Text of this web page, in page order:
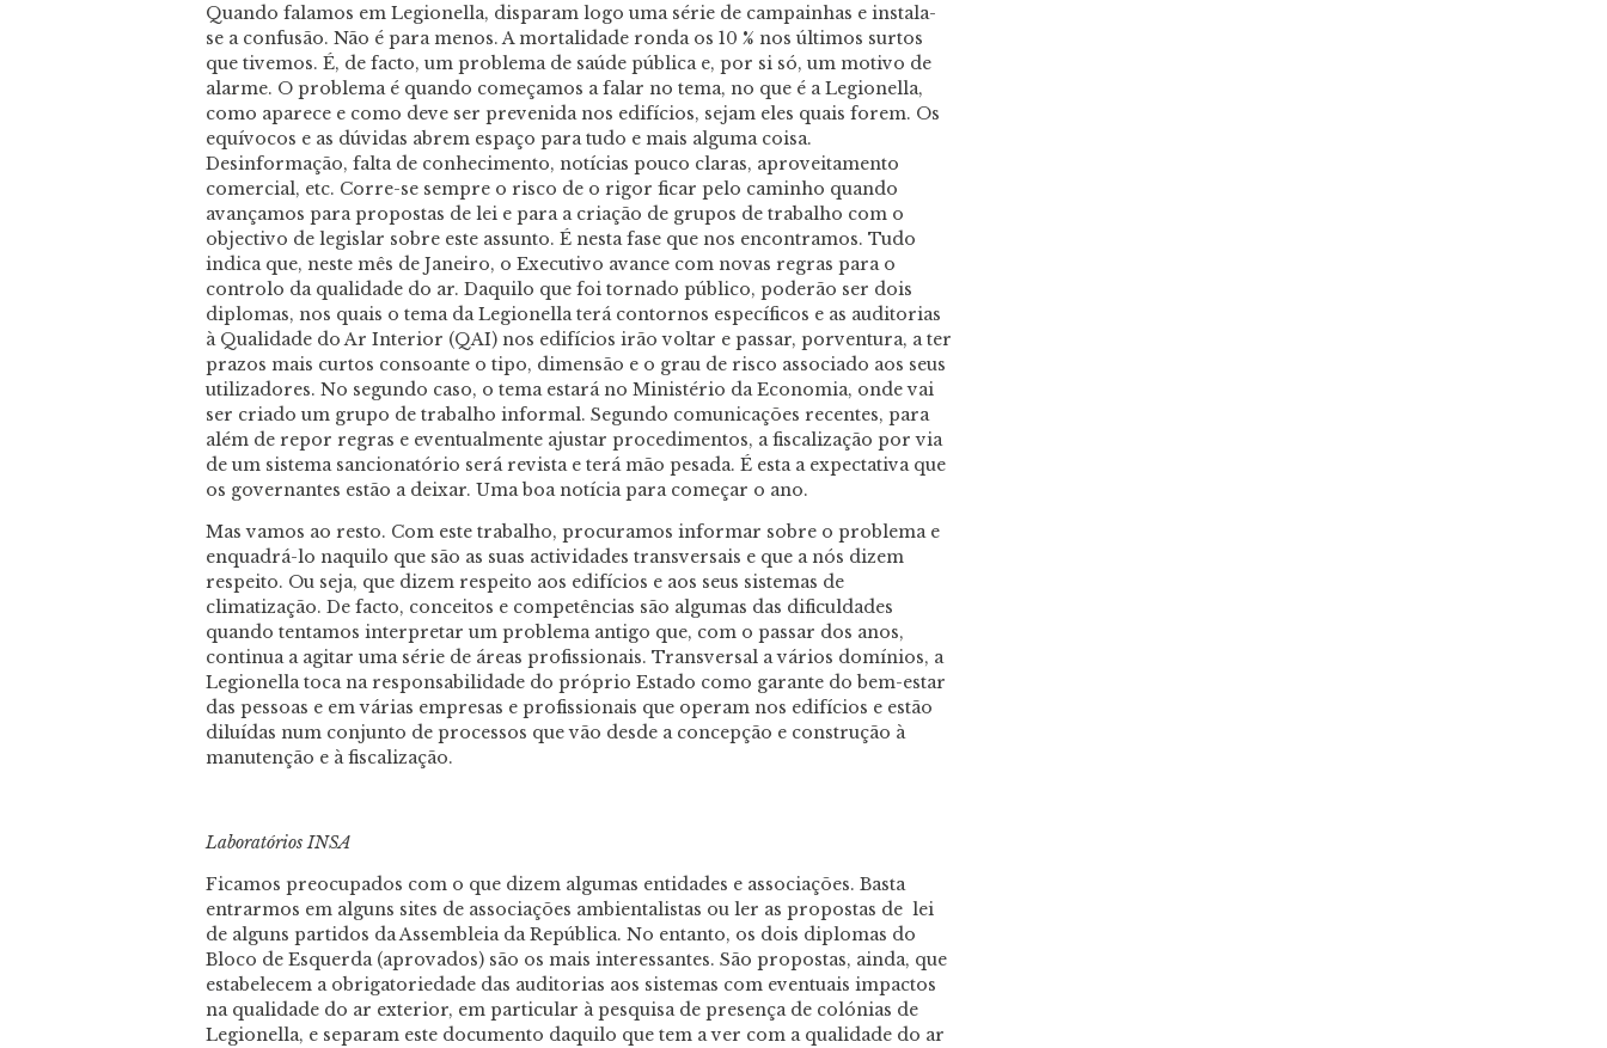
Quando falamos em Legionella, disparam logo uma série de campainhas e instala-
se a confusão. Não é para menos. A mortalidade ronda os 10 % nos últimos surtos
que tivemos. É, de facto, um problema de saúde pública e, por si só, um motivo de
alarme. O problema é quando começamos a falar no tema, no que é a Legionella,
como aparece e como deve ser prevenida nos edifícios, sejam eles quais forem. Os
equívocos e as dúvidas abrem espaço para tudo e mais alguma coisa.
Desinformação, falta de conhecimento, notícias pouco claras, aproveitamento
comercial, etc. Corre-se sempre o risco de o rigor ficar pelo caminho quando
avançamos para propostas de lei e para a criação de grupos de trabalho com o
objectivo de legislar sobre este assunto. É nesta fase que nos encontramos. Tudo
indica que, neste mês de Janeiro, o Executivo avance com novas regras para o
controlo da qualidade do ar. Daquilo que foi tornado público, poderão ser dois
diplomas, nos quais o tema da Legionella terá contornos específicos e as auditorias
à Qualidade do Ar Interior (QAI) nos edifícios irão voltar e passar, porventura, a ter
prazos mais curtos consoante o tipo, dimensão e o grau de risco associado aos seus
utilizadores. No segundo caso, o tema estará no Ministério da Economia, onde vai
ser criado um grupo de trabalho informal. Segundo comunicações recentes, para
além de repor regras e eventualmente ajustar procedimentos, a fiscalização por via
de um sistema sancionatório será revista e terá mão pesada. É esta a expectativa que
os governantes estão a deixar. Uma boa notícia para começar o ano.
Mas vamos ao resto. Com este trabalho, procuramos informar sobre o problema e
enquadrá-lo naquilo que são as suas actividades transversais e que a nós dizem
respeito. Ou seja, que dizem respeito aos edifícios e aos seus sistemas de
climatização. De facto, conceitos e competências são algumas das dificuldades
quando tentamos interpretar um problema antigo que, com o passar dos anos,
continua a agitar uma série de áreas profissionais. Transversal a vários domínios, a
Legionella toca na responsabilidade do próprio Estado como garante do bem-estar
das pessoas e em várias empresas e profissionais que operam nos edifícios e estão
diluídas num conjunto de processos que vão desde a concepção e construção à
manutenção e à fiscalização.
Laboratórios INSA
Ficamos preocupados com o que dizem algumas entidades e associações. Basta
entrarmos em alguns sites de associações ambientalistas ou ler as propostas de lei
de alguns partidos da Assembleia da República. No entanto, os dois diplomas do
Bloco de Esquerda (aprovados) são os mais interessantes. São propostas, ainda, que
estabelecem a obrigatoriedade das auditorias aos sistemas com eventuais impactos
na qualidade do ar exterior, em particular à pesquisa de presença de colónias de
Legionella, e separam este documento daquilo que tem a ver com a qualidade do ar